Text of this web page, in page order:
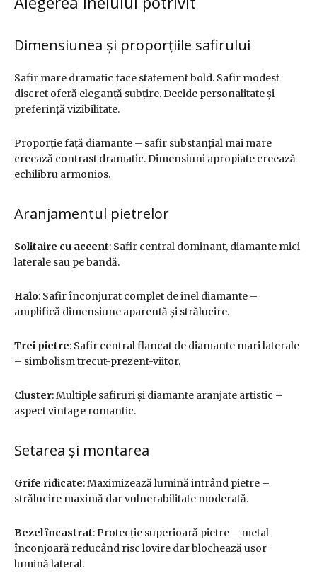
Dimensiunea și proporțiile safirului
Safir mare dramatic face statement bold. Safir modest
discret oferă eleganță subțire. Decide personalitate și
preferință vizibilitate.
Proporție față diamante – safir substanțial mai mare
creează contrast dramatic. Dimensiuni apropiate creează
echilibru armonios.
Aranjamentul pietrelor
Solitaire cu accent: Safir central dominant, diamante mici
laterale sau pe bandă.
Halo: Safir înconjurat complet de inel diamante –
amplifică dimensiune aparentă și strălucire.
Trei pietre: Safir central flancat de diamante mari laterale
– simbolism trecut-prezent-viitor.
Cluster: Multiple safiruri și diamante aranjate artistic –
aspect vintage romantic.
Setarea și montarea
Grife ridicate: Maximizează lumină intrând pietre –
strălucire maximă dar vulnerabilitate moderată.
Bezel încastrat: Protecție superioară pietre – metal
înconjoară reducând risc lovire dar blochează ușor
lumină lateral.